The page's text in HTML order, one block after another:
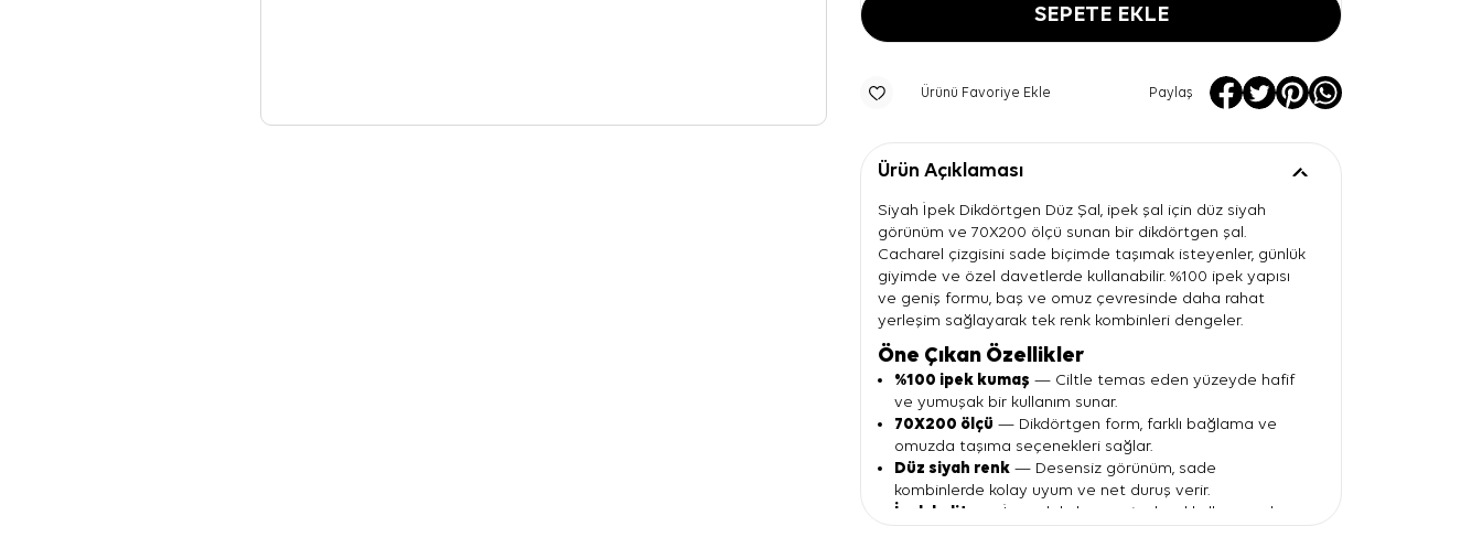
SEPETE EKLE
Ürünü Favoriye Ekle Paylaş
Ürün Açıklaması
Siyah İpek Dikdörtgen Düz Şal, ipek şal için düz siyah
görünüm ve 70X200 ölçü sunan bir dikdörtgen şal.
Cacharel çizgisini sade biçimde taşımak isteyenler, günlük
giyimde ve özel davetlerde kullanabilir. %100 ipek yapısı
ve geniş formu, baş ve omuz çevresinde daha rahat
yerleşim sağlayarak tek renk kombinleri dengeler.
Öne Çıkan Özellikler
%100 ipek kumaş — Ciltle temas eden yüzeyde hafif
ve yumuşak bir kullanım sunar.
70X200 ölçü — Dikdörtgen form, farklı bağlama ve
omuzda taşıma seçenekleri sağlar.
Düz siyah renk — Desensiz görünüm, sade
kombinlerde kolay uyum ve net duruş verir.
İpek kalite
— İnce dokulu yapı, ipek şal kullanımında